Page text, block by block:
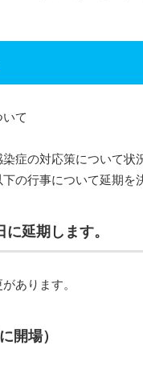
て
症の対応策について
の行事について延期を
延期します。
あります。
開場）